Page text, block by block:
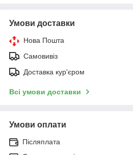
Умови доставки
Нова Пошта
Самовивіз
Доставка кур'єром
Всі умови доставки
Умови оплати
Післяплата